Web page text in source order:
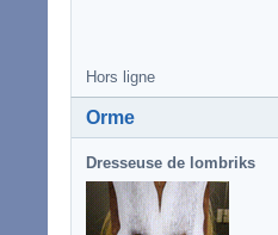
Hors ligne
Orme
Dresseuse de lombriks